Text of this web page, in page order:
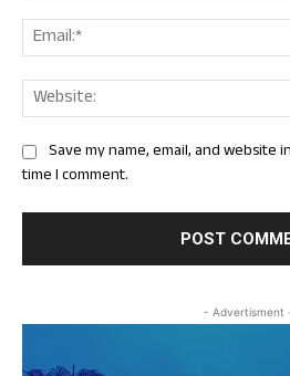
Save my name, email, and
time I comment.
- Advertisment